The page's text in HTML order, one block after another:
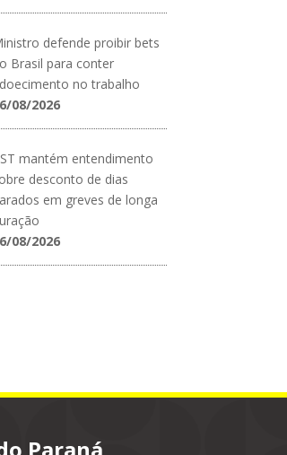
defende proibir bets
Brasil para conter
no trabalho
08/2026
mantém entendimento
desconto de dias
em greves de longa
08/2026
Paraná